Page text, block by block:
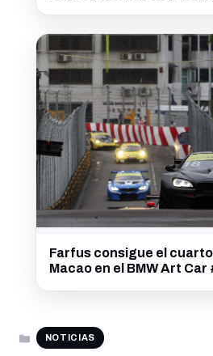
Farfus consigue el
Macao en el BMW Art Car
CATEGORÍAS
NOTICIAS